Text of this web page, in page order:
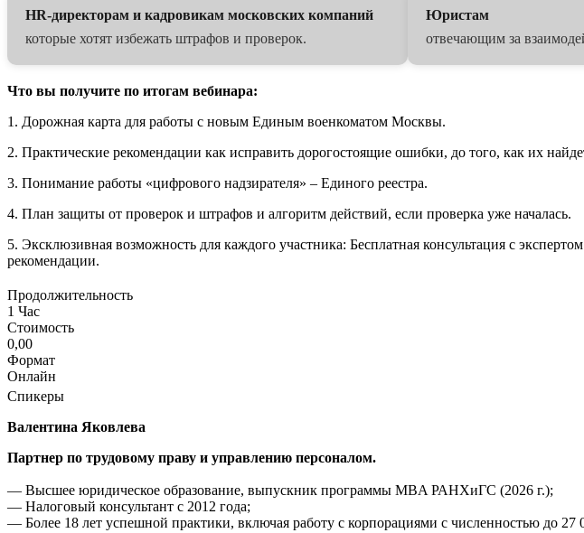
HR-директорам и кадровикам московских компаний
которые хотят избежать штрафов и проверок.
Юристам
отвечающим за
Что вы получите по итогам вебинара:
1. Дорожная карта для работы с новым Единым военкоматом Москвы.
2. Практические рекомендации как исправить дорогостоящие ошибки, до того, как их
3. Понимание работы «цифрового надзирателя» – Единого реестра.
4. План защиты от проверок и штрафов и алгоритм действий, если проверка уже началась.
5. Эксклюзивная возможность для каждого участника: Бесплатная консультация с
рекомендации.
Продолжительность
1 Час
Стоимость
0,00
Формат
Онлайн
Спикеры
Валентина Яковлева
Партнер по трудовому праву и управлению персоналом.
— Высшее юридическое образование, выпускник программы MBA РАНХиГС (2026 г.);
— Налоговый консультант с 2012 года;
— Более 18 лет успешной практики, включая работу с корпорациями с численностью до